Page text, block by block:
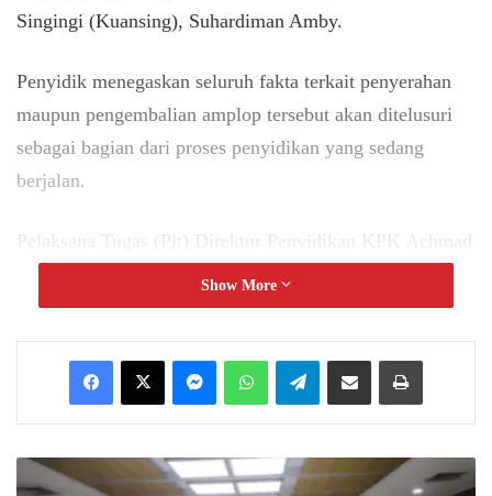
Singingi (Kuansing), Suhardiman Amby.
Penyidik menegaskan seluruh fakta terkait penyerahan
maupun pengembalian amplop tersebut akan ditelusuri
sebagai bagian dari proses penyidikan yang sedang
berjalan.
Pelaksana Tugas (Plt) Direktur Penyidikan KPK Achmad
memperoleh keterangan dari Suhardiman yang telah
ditetapkan sebagai tersangka.
Karena itu, penyidik masih memerlukan keterangan dari
memastikan seluruh rangkaian fakta.
Show More
MessengerWhatsAppTelegramShare via Email Print
Wali
Kota